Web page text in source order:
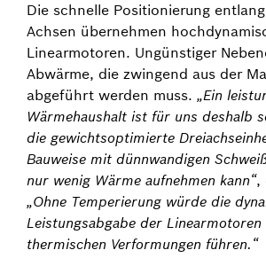
Die schnelle Positionierung
Achsen übernehmen
Linearmotoren. Ungünstiger
Abwärme, die zwingend aus der
abgeführt werden muss. „Ein
Wärmehaushalt ist für uns deshalb
die gewichtsoptimierte
Bauweise mit dünnwandigen
nur wenig Wärme aufnehmen kann“,
„Ohne Temperierung würde die
Leistungsabgabe der Linearmotoren
thermischen Verformungen führen.“